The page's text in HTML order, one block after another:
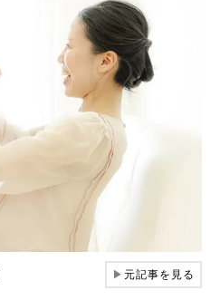
▶元記事を見る